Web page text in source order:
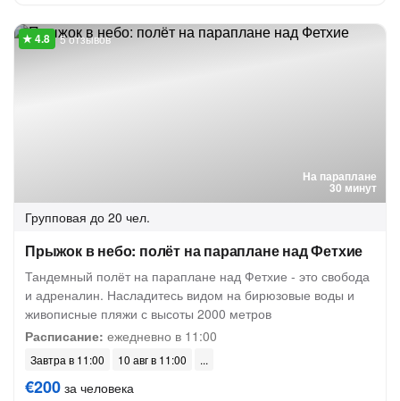
На параплане
30 минут
5 отзывов
Групповая до 20 чел.
Прыжок в небо: полёт на параплане над Фетхие
Тандемный полёт на параплане над Фетхие - это свобода
и адреналин. Насладитесь видом на бирюзовые воды и
живописные пляжи с высоты 2000 метров
Расписание: ежедневно в 11:00
Завтра в 11:00 10 авг в 11:00
€200 за человека